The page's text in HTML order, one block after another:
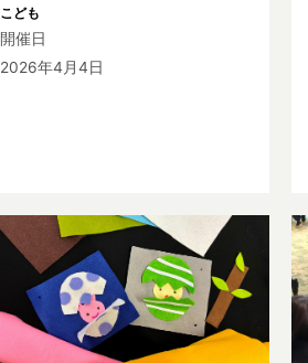
こども
開催日
2026年4月4日